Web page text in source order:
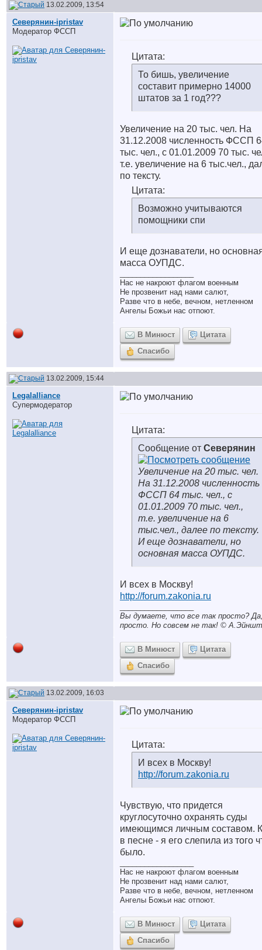
13.02.2009, 13:54
Северянин-ipristav
Модератор ФССП
Цитата:
То бишь, увеличение
составит примерно 14000
штатов за 1 год???
Увеличение на 20 тыс. чел. На
31.12.2008 численность ФССП
тыс. чел., с 01.01.2009 70 тыс.
т.е. увеличение на 6 тыс.чел.,
по тексту.
Цитата:
Возможно учитываются
помощники спи
И еще дознаватели, но
масса ОУПДС.
Нас не накроют флагом военным
Не прозвенит над нами салют,
Разве что в небе, вечном, нетленном
Ангелы Божьи нас отпоют.
В Минюст
Цитата
Спасибо
13.02.2009, 15:44
Legalalliance
Супермодератор
Цитата:
Сообщение от Северянин
Увеличение на 20 тыс. чел.
На 31.12.2008 численность
ФССП 64 тыс. чел., с
01.01.2009 70 тыс. чел.,
т.е. увеличение на 6
тыс.чел., далее по тексту.
И еще дознаватели, но
основная масса ОУПДС.
И всех в Москву!
http://forum.zakonia.ru
Вы думаете, что все так просто?
просто. Но совсем не так! ©
В Минюст
Цитата
Спасибо
13.02.2009, 16:03
Северянин-ipristav
Модератор ФССП
Цитата:
И всех в Москву!
http://forum.zakonia.ru
Чувствую, что придется
круглосуточно охранять суды
имеющимся личным составом.
в песне - я его слепила из того
было.
Нас не накроют флагом военным
Не прозвенит над нами салют,
Разве что в небе, вечном, нетленном
Ангелы Божьи нас отпоют.
В Минюст
Цитата
Спасибо